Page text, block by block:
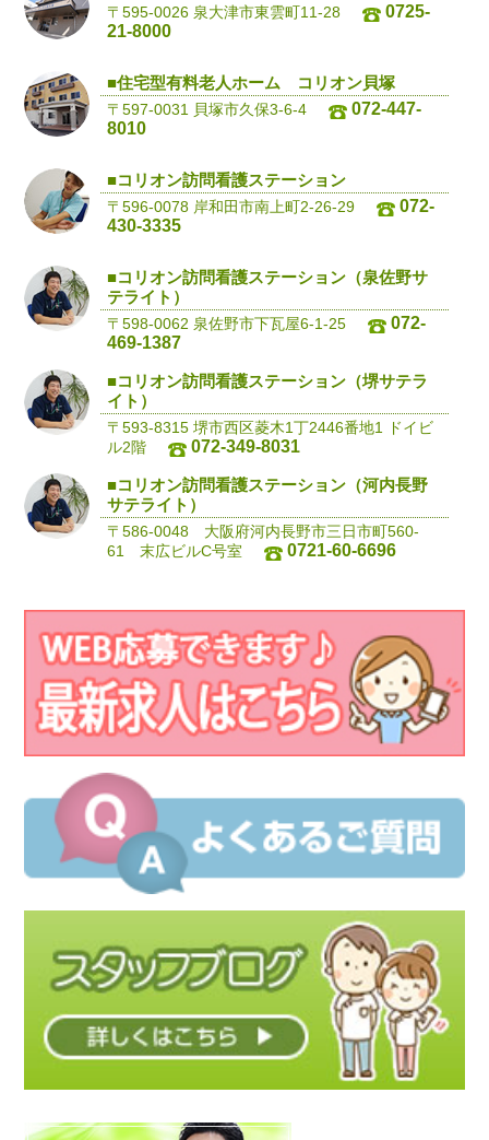
〒595-0026 泉大津市東雲町11-28
0725-
21-8000
■住宅型有料老人ホーム コリオン貝塚
〒597-0031 貝塚市久保3-6-4
072-447-
8010
■コリオン訪問看護ステーション
〒596-0078 岸和田市南上町2-26-29
072-
430-3335
■コリオン訪問看護ステーション（泉佐野サ
テライト）
〒598-0062 泉佐野市下瓦屋6-1-25
072-
469-1387
■コリオン訪問看護ステーション（堺サテラ
イト）
〒593-8315 堺市西区菱木1丁2446番地1 ドイビ
ル2階
072-349-8031
■コリオン訪問看護ステーション（河内長野
サテライト）
〒586-0048 大阪府河内長野市三日市町560-
61 末広ビルC号室
0721-60-6696